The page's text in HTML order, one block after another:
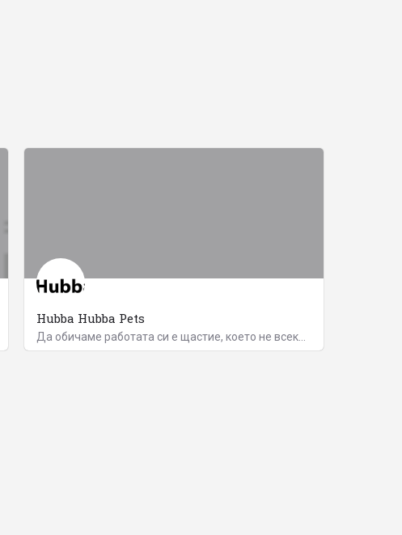
Hubba Hubba Pets
Да обичаме работата си е щастие, което не всеки е имал късметът да изпита. Да не броим часовете до края на…